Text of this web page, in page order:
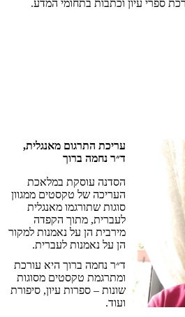
ספרי עיון וכתבות בתחומי המדע.
עריכת התרגום מאנגלית,
ד״ר נחמה ברוך
הסדנה עוסקת במלאכת
העריכה של טקסטים ממגוון
סוגות שתורגמו מאנגלית
לעברית, מתוך הקפדה
מירבית הן על נאמנות למקור
הן על נאמנות לעברית.
ד״ר נחמה ברוך היא עורכת
ומתרגמת טקסטים מסוגות
שונות – ספרות עיון, סיפורת
ועוד.